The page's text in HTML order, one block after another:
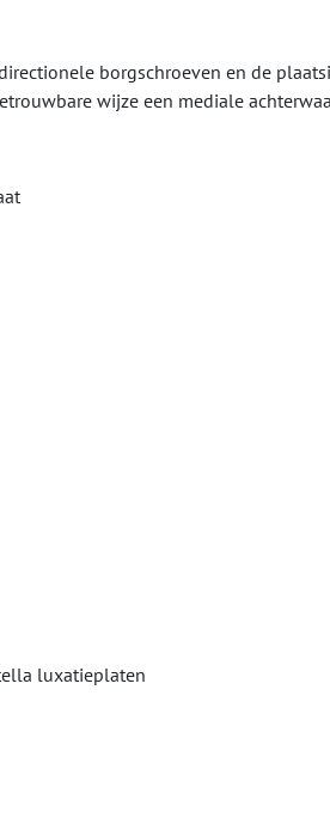
borgschroeven en de
wijze een mediale
luxatieplaten